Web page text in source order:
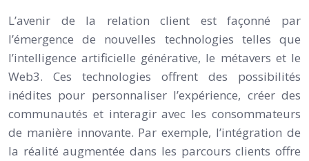
L’avenir de la relation client est façonné par
l’émergence de nouvelles technologies telles que
l’intelligence artificielle générative, le métavers et le
Web3. Ces technologies offrent des possibilités
inédites pour personnaliser l’expérience, créer des
communautés et interagir avec les consommateurs
de manière innovante. Par exemple, l’intégration de
la réalité augmentée dans les parcours clients offre